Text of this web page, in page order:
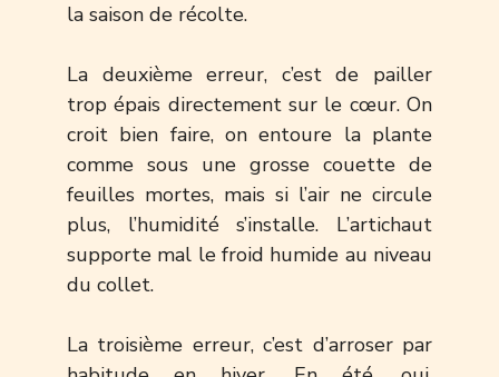
la saison de récolte.
La deuxième erreur, c’est de pailler
trop épais directement sur le cœur. On
croit bien faire, on entoure la plante
comme sous une grosse couette de
feuilles mortes, mais si l’air ne circule
plus, l’humidité s’installe. L’artichaut
supporte mal le froid humide au niveau
du collet.
La troisième erreur, c’est d’arroser par